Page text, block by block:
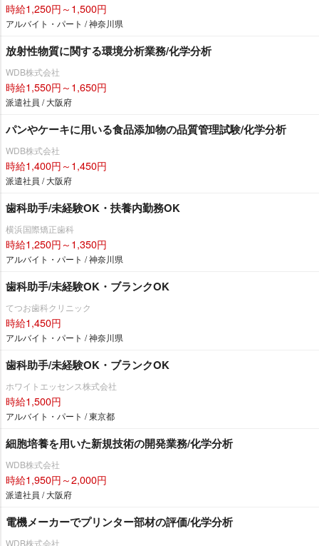
時給1,250円～1,500円
アルバイト・パート / 神奈川県
放射性物質に関する環境分析業務/化学分析
WDB株式会社
時給1,550円～1,650円
派遣社員 / 大阪府
パンやケーキに用いる食品添加物の品質管理試験/化学分析
WDB株式会社
時給1,400円～1,450円
派遣社員 / 大阪府
歯科助手/未経験OK・扶養内勤務OK
横浜国際矯正歯科
時給1,250円～1,350円
アルバイト・パート / 神奈川県
歯科助手/未経験OK・ブランクOK
てつお歯科クリニック
時給1,450円
アルバイト・パート / 神奈川県
歯科助手/未経験OK・ブランクOK
ホワイトエッセンス株式会社
時給1,500円
アルバイト・パート / 東京都
細胞培養を用いた新規技術の開発業務/化学分析
WDB株式会社
時給1,950円～2,000円
派遣社員 / 大阪府
電機メーカーでプリンター部材の評価/化学分析
WDB株式会社